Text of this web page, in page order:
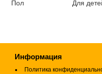
Пол
Для
Информация
Политика